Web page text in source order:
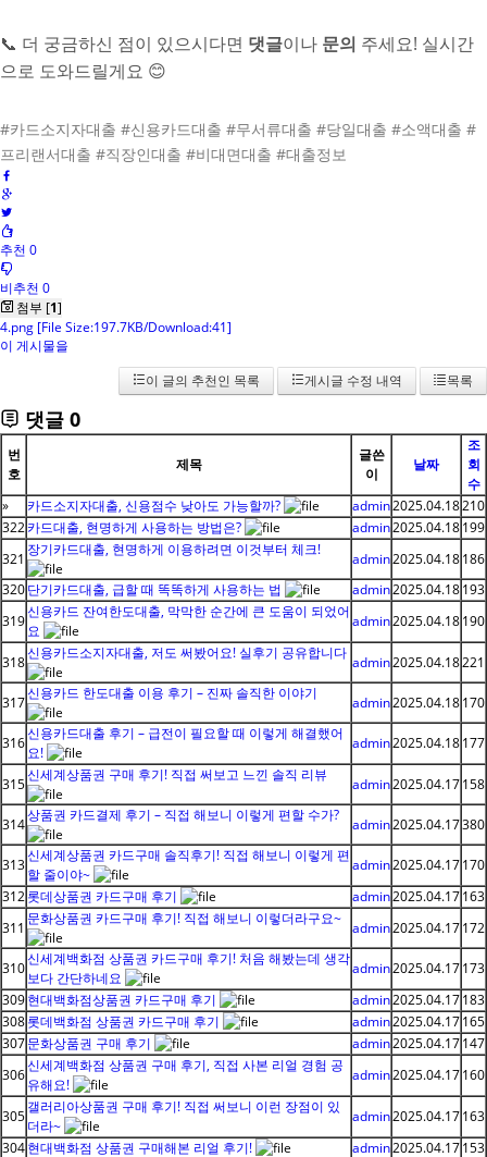
📞 더 궁금하신 점이 있으시다면 댓글이나 문의 주세요! 실시간
으로 도와드릴게요 😊
#카드소지자대출 #신용카드대출 #무서류대출 #당일대출 #소액대출 #
프리랜서대출 #직장인대출 #비대면대출 #대출정보
추천 0
비추천 0
첨부 [1]
4.png [File Size:197.7KB/Download:41]
이 게시물을
이 글의 추천인 목록
게시글 수정 내역 목록
댓글 0
번
호
제목
글쓴
이
날짜
조
회
수
»
카드소지자대출, 신용점수 낮아도 가능할까? admin2025.04.18210
322카드대출, 현명하게 사용하는 방법은? admin2025.04.18199
321
장기카드대출, 현명하게 이용하려면 이것부터 체크!
admin2025.04.18186
320단기카드대출, 급할 때 똑똑하게 사용하는 법 admin2025.04.18193
319
신용카드 잔여한도대출, 막막한 순간에 큰 도움이 되었어
요
admin2025.04.18190
318
신용카드소지자대출, 저도 써봤어요! 실후기 공유합니다
admin2025.04.18221
317
신용카드 한도대출 이용 후기 – 진짜 솔직한 이야기
admin2025.04.18170
316
신용카드대출 후기 – 급전이 필요할 때 이렇게 해결했어
요!
admin2025.04.18177
315
신세계상품권 구매 후기! 직접 써보고 느낀 솔직 리뷰
admin2025.04.17158
314
상품권 카드결제 후기 – 직접 해보니 이렇게 편할 수가?
admin2025.04.17380
313
신세계상품권 카드구매 솔직후기! 직접 해보니 이렇게 편
할 줄이야~
admin2025.04.17170
312롯데상품권 카드구매 후기 admin2025.04.17163
311
문화상품권 카드구매 후기! 직접 해보니 이렇더라구요~
admin2025.04.17172
310
신세계백화점 상품권 카드구매 후기! 처음 해봤는데 생각
보다 간단하네요
admin2025.04.17173
309현대백화점상품권 카드구매 후기 admin2025.04.17183
308롯데백화점 상품권 카드구매 후기 admin2025.04.17165
307문화상품권 구매 후기 admin2025.04.17147
306
신세계백화점 상품권 구매 후기, 직접 사본 리얼 경험 공
유해요!
admin2025.04.17160
305
갤러리아상품권 구매 후기! 직접 써보니 이런 장점이 있
더라~
admin2025.04.17163
304현대백화점 상품권 구매해본 리얼 후기! admin2025.04.17153